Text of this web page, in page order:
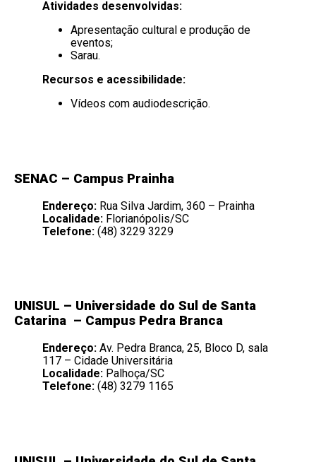
Atividades desenvolvidas:
Apresentação cultural e produção de
eventos;
Sarau.
Recursos e acessibilidade:
Vídeos com audiodescrição.
SENAC – Campus Prainha
Endereço: Rua Silva Jardim, 360 – Prainha
Localidade: Florianópolis/SC
Telefone: (48) 3229 3229
UNISUL – Universidade do Sul de Santa
Catarina – Campus Pedra Branca
Endereço: Av. Pedra Branca, 25, Bloco D, sala
117 – Cidade Universitária
Localidade: Palhoça/SC
Telefone: (48) 3279 1165